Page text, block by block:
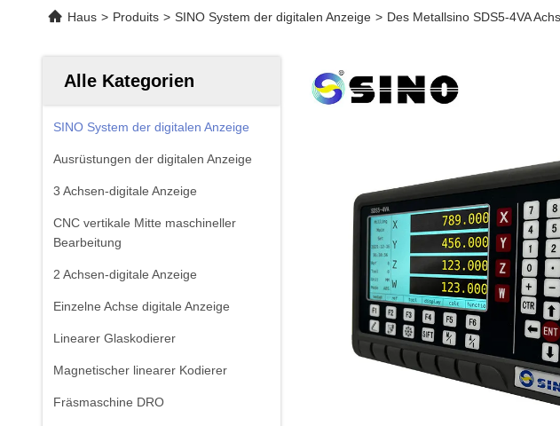
Haus > Produits > SINO System der digitalen Anzeige > Des Metallsino SDS5-4VA
Alle Kategorien
SINO System der digitalen Anzeige
Ausrüstungen der digitalen Anzeige
3 Achsen-digitale Anzeige
CNC vertikale Mitte maschineller
Bearbeitung
2 Achsen-digitale Anzeige
Einzelne Achse digitale Anzeige
Linearer Glaskodierer
Magnetischer linearer Kodierer
Fräsmaschine DRO